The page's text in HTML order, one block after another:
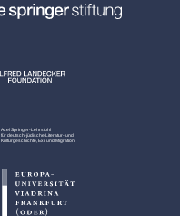
Axel Springer-Lehrstuhl
für deutsch-jüdische Literatur- und
Kulturgeschichte, Exil und Migration